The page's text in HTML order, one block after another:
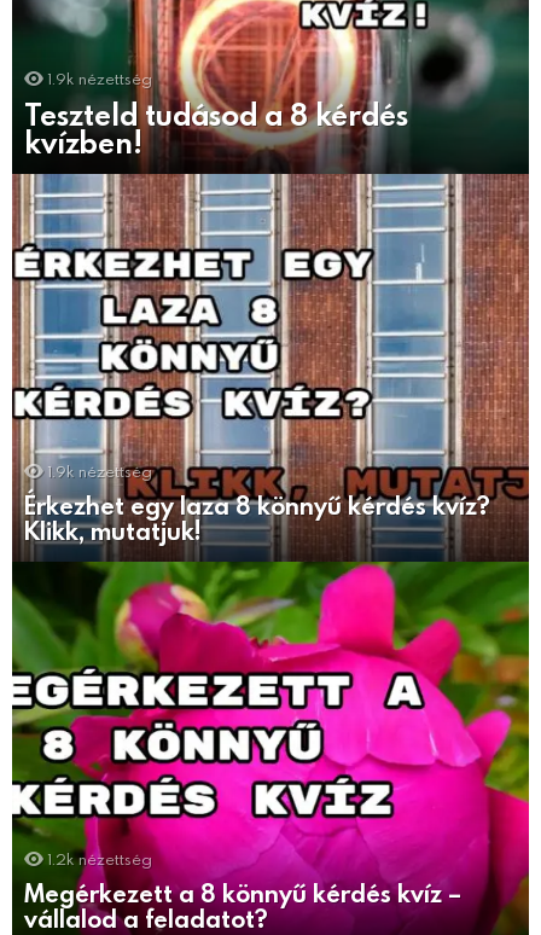
1.9k nézettség
Teszteld tudásod a 8 kérdés
kvízben!
1.9k nézettség
Érkezhet egy laza 8 könnyű kérdés kvíz?
Klikk, mutatjuk!
1.2k nézettség
Megérkezett a 8 könnyű kérdés kvíz –
vállalod a feladatot?